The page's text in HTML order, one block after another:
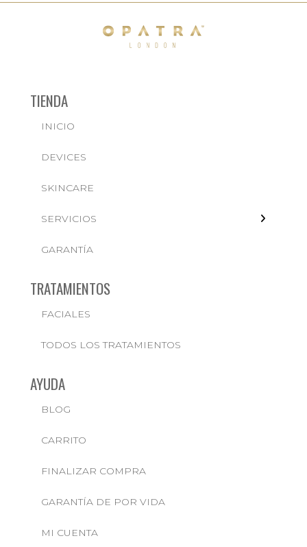
TIENDA
INICIO
DEVICES
SKINCARE
SERVICIOS
← BACK
FACIALES
GARANTÍA
TRATAMIENTOS
FACIALES
TODOS LOS TRATAMIENTOS
AYUDA
BLOG
CARRITO
FINALIZAR COMPRA
GARANTÍA DE POR VIDA
MI CUENTA